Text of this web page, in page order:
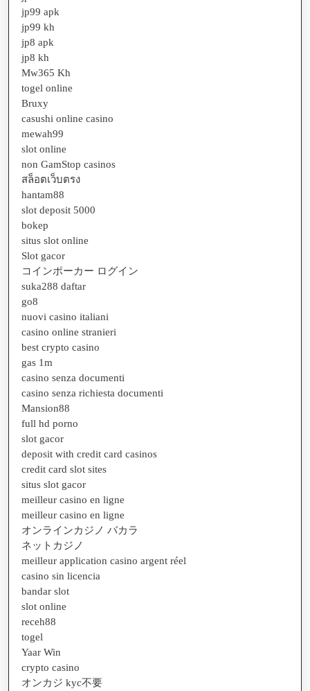
jp99 apk
jp99 kh
jp8 apk
jp8 kh
Mw365 Kh
togel online
Bruxy
casushi online casino
mewah99
slot online
non GamStop casinos
สล็อตเว็บตรง
hantam88
slot deposit 5000
bokep
situs slot online
Slot gacor
コインポーカー ログイン
suka288 daftar
go8
nuovi casino italiani
casino online stranieri
best crypto casino
gas 1m
casino senza documenti
casino senza richiesta documenti
Mansion88
full hd porno
slot gacor
deposit with credit card casinos
credit card slot sites
situs slot gacor
meilleur casino en ligne
meilleur casino en ligne
オンラインカジノ バカラ
ネットカジノ
meilleur application casino argent réel
casino sin licencia
bandar slot
slot online
receh88
togel
Yaar Win
crypto casino
オンカジ kyc不要